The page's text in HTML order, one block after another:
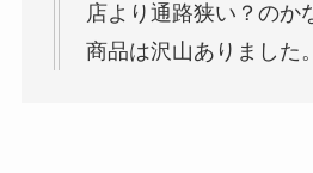
店より通路狭い？のか
商品は沢山ありました。